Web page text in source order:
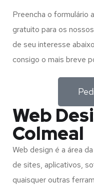
Preencha o formulário
gratuito para os
de seu interesse
consigo o mais breve
Web
Colmeal
Web design é a área
de sites, aplicativos,
quaisquer outras